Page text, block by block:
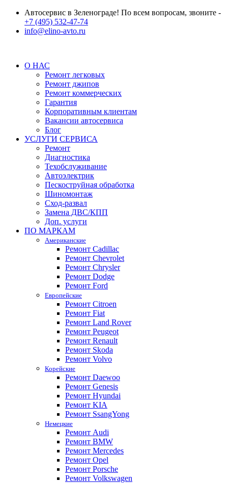
Автосервис в Зеленограде! По всем вопросам, звоните -
+7 (495) 532-47-74
info@elino-avto.ru
О НАС
Ремонт легковых
Ремонт джипов
Ремонт коммерческих
Гарантия
Корпоративным клиентам
Вакансии автосервиса
Блог
УСЛУГИ СЕРВИСА
Ремонт
Диагностика
Техобслуживание
Автоэлектрик
Пескоструйная обработка
Шиномонтаж
Сход-развал
Замена ДВС/КПП
Доп. услуги
ПО МАРКАМ
Американские
Ремонт Cadillac
Ремонт Chevrolet
Ремонт Chrysler
Ремонт Dodge
Ремонт Ford
Европейские
Ремонт Citroen
Ремонт Fiat
Ремонт Land Rover
Ремонт Peugeot
Ремонт Renault
Ремонт Skoda
Ремонт Volvo
Корейские
Ремонт Daewoo
Ремонт Genesis
Ремонт Hyundai
Ремонт KIA
Ремонт SsangYong
Немецкие
Ремонт Audi
Ремонт BMW
Ремонт Mercedes
Ремонт Opel
Ремонт Porsche
Ремонт Volkswagen